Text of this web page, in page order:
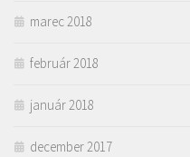
marec 2018
február 2018
január 2018
december 2017